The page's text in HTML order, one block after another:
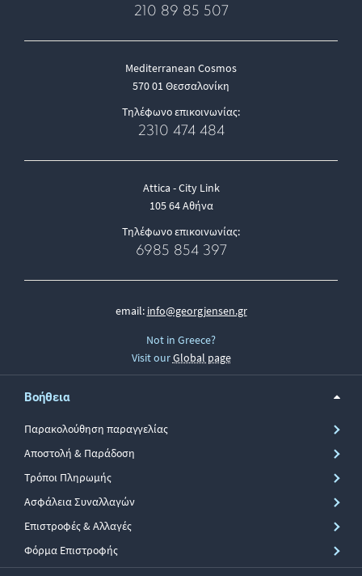
210 89 85 507
Mediterranean Cosmos
570 01 Θεσσαλονίκη
Τηλέφωνο επικοινωνίας:
2310 474 484
Attica - City Link
105 64 Αθήνα
Τηλέφωνο επικοινωνίας:
6985 854 397
email: info@georgjensen.gr
Not in Greece?
Visit ourGlobal page
Βοήθεια
Παρακολούθηση παραγγελίας
Αποστολή & Παράδοση
Τρόποι Πληρωμής
Ασφάλεια Συναλλαγών
Επιστροφές & Αλλαγές
Φόρμα Επιστροφής